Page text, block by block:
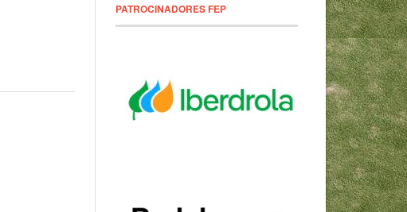
PATROCINADORES FEP